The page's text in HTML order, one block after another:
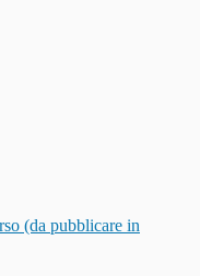
(da pubblicare in